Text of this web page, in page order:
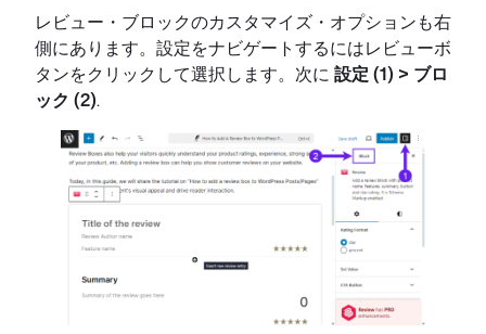
レビュー・ブロックのカスタマイズ・オプションも右
側にあります。設定をナビゲートするにはレビューボ
タンをクリックして選択します。次に 設定 (1) > ブロ
ック (2).